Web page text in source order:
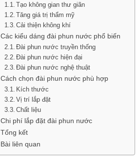
Tạo không gian thư giãn
Tăng giá trị thẩm mỹ
Cải thiện không khí
Các kiểu dáng đài phun nước phổ biến
Đài phun nước truyền thống
Đài phun nước hiện đại
Đài phun nước nghệ thuật
Cách chọn đài phun nước phù hợp
Kích thước
Vị trí lắp đặt
Chất liệu
Chi phí lắp đặt đài phun nước
Tổng kết
Bài liên quan